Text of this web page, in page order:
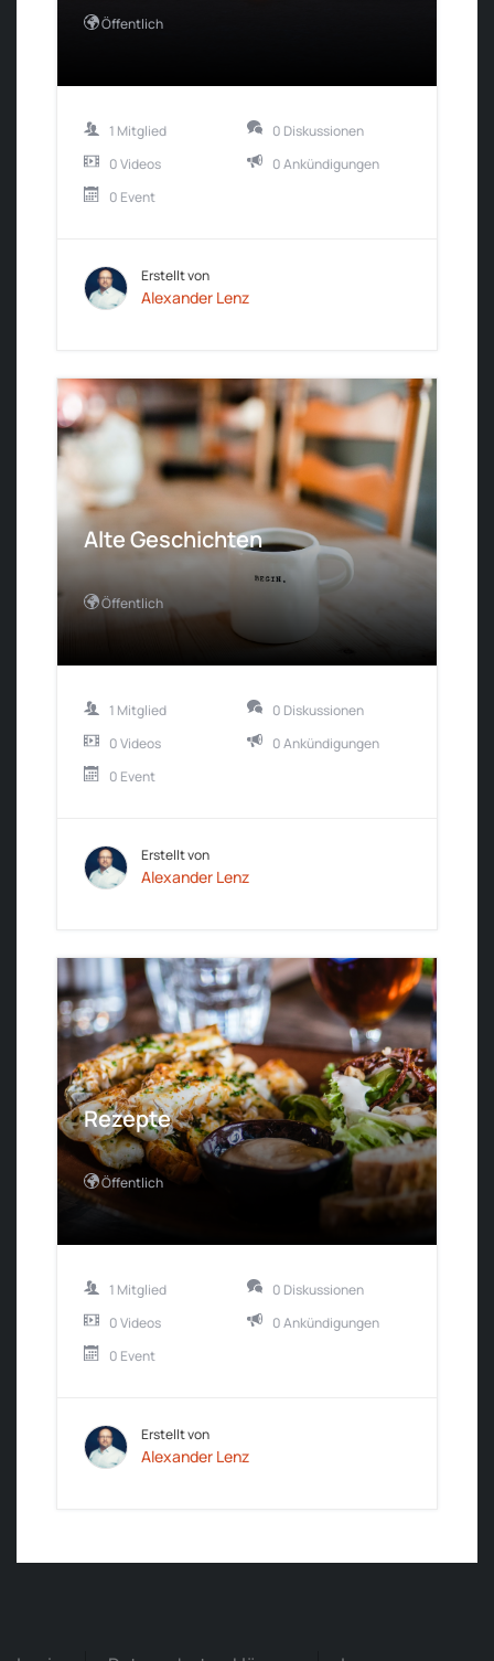
Öffentlich
1 Mitglied
0 Diskussionen
0 Videos
0 Ankündigungen
0 Event
Erstellt von
Alexander Lenz
Alte Geschichten
Öffentlich
1 Mitglied
0 Diskussionen
0 Videos
0 Ankündigungen
0 Event
Erstellt von
Alexander Lenz
Rezepte
Öffentlich
1 Mitglied
0 Diskussionen
0 Videos
0 Ankündigungen
0 Event
Erstellt von
Alexander Lenz